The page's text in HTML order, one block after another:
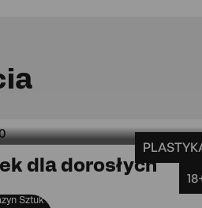
Sztuk
dla dorosłych